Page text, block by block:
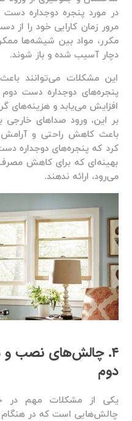
در مورد پنجره دوجداره دست
مرور زمان کارایی خود را از
مکرر، مواد بین شیشه‌ها
دچار آسیب شده و باز شوند.
این مشکلات می‌توانند
پنجره‌های دوجداره دست دوم
افزایش می‌یابد و هزینه‌های
بر این، ورود صداهای
باعث کاهش راحتی و آرامش
کرد که پنجره‌های دوجداره
بهینه‌ای که برای کاهش مصرف
می‌رود، ارائه ندهند.
۴. چالش‌های نصب و
دوم
یکی از مشکلات مهم در
چالش‌هایی است که در هنگام